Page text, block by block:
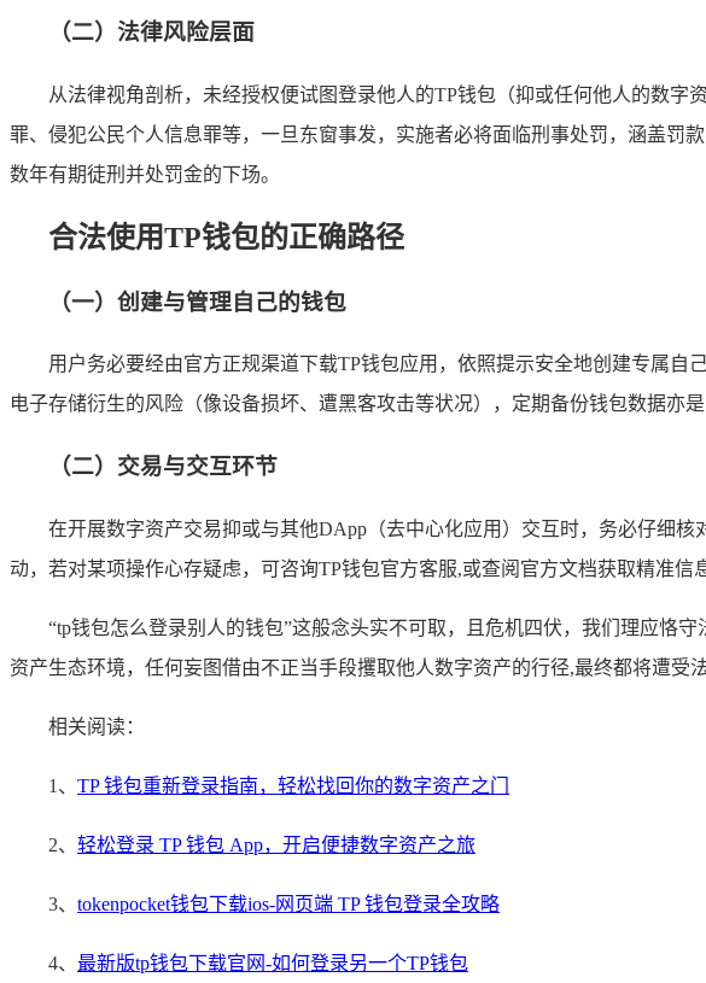
（二）法律风险层面
从法律视角剖析，未经授权便试图登录他人的TP钱包（抑或任何他人的数
罪、侵犯公民个人信息罪等，一旦东窗事发，实施者必将面临刑事处罚，涵盖罚
数年有期徒刑并处罚金的下场。
合法使用TP钱包的正确路径
（一）创建与管理自己的钱包
用户务必要经由官方正规渠道下载TP钱包应用，依照提示安全地创建专属
电子存储衍生的风险（像设备损坏、遭黑客攻击等状况），定期备份钱包数据亦
（二）交易与交互环节
在开展数字资产交易抑或与其他DApp（去中心化应用）交互时，务必仔细
动，若对某项操作心存疑虑，可咨询TP钱包官方客服,或查阅官方文档获取精准信
“tp钱包怎么登录别人的钱包”这般念头实不可取，且危机四伏，我们理应恪
资产生态环境，任何妄图借由不正当手段攫取他人数字资产的行径,最终都将遭受
相关阅读：
1、 TP 钱包重新登录指南，轻松找回你的数字资产之门
2、 轻松登录 TP 钱包 App，开启便捷数字资产之旅
3、 tokenpocket钱包下载ios-网页端 TP 钱包登录全攻略
4、 最新版tp钱包下载官网-如何登录另一个TP钱包